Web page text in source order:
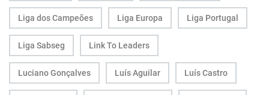
Liga dos Campeões Liga Europa Liga Portugal
Liga Sabseg Link To Leaders
Luciano Gonçalves Luís Aguilar Luís Castro